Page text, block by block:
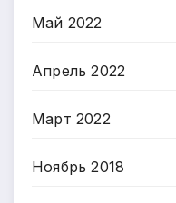
Май 2022
Апрель 2022
Март 2022
Ноябрь 2018